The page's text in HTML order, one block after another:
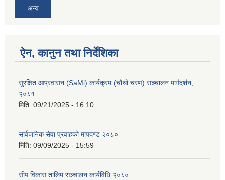
अन्य
ऐन, कानुन तथा निर्देशिका
सुरक्षित आप्रवासन (SaMi) कार्यक्रम (चौथो चरण) सञ्चालन मार्गदर्शन,
२०८१
मिति: 09/21/2025 - 16:10
सार्वजनिक सेवा प्रवाहको मापदण्ड २०८०
मिति: 09/09/2025 - 15:59
सीप विकास तालिम सञ्चालन कार्यविधि २०८०